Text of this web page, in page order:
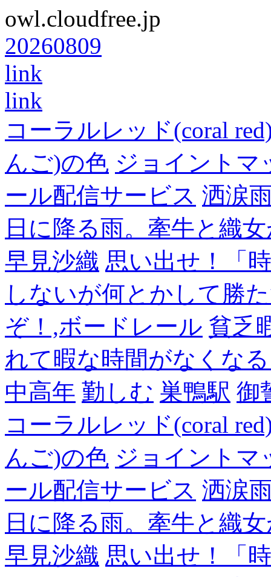
owl.cloudfree.jp
20260809
link
link
コーラルレッド(coral
んご)の色 ジョイントマ
ール配信サービス 洒涙
日に降る雨。牽牛と織
早見沙織 思い出せ！「
しないが何とかして勝
ぞ！,ボードレール 貧乏
れて暇な時間がなくな
中高年 勤しむ 巣鴨駅 御
コーラルレッド(coral
んご)の色 ジョイントマ
ール配信サービス 洒涙
日に降る雨。牽牛と織
早見沙織 思い出せ！「